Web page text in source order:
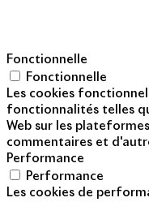
Fonctionnelle
Fonctionnelle
Les cookies
fonctionnalités telles
Web sur les
commentaires et
Performance
Performance
Les cookies de